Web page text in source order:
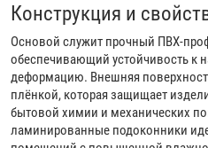
Конструкция и
Основой служит прочный ПВХ-
обеспечивающий устойчивость к
деформацию. Внешняя
плёнкой, которая защищает
бытовой химии и механических
ламинированные подоконники